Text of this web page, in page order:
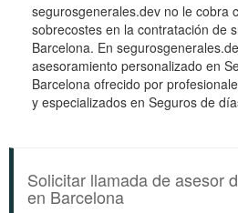
segurosgenerales.dev no le cobra
sobrecostes en la contratación de
Barcelona. En
asesoramiento personalizado en
Barcelona ofrecido por
y especializados en Seguros de
Solicitar llamada de asesor
en Barcelona